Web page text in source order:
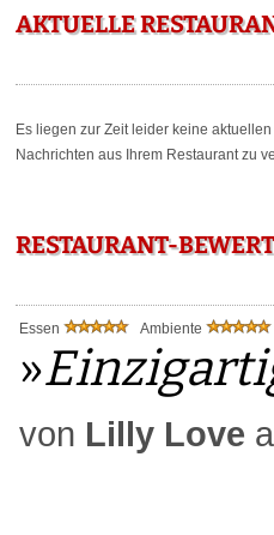
AKTUELLE
Es liegen zur Zeit leider keine
Nachrichten aus Ihrem Restaurant zu
RESTAURANT-
Essen Ambiente
»
von Lilly Love